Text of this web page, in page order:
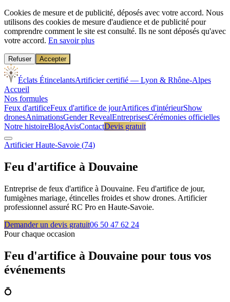
Cookies de mesure et de publicité, déposés avec votre accord. Nous
utilisons des cookies de mesure d'audience et de publicité pour
comprendre comment le site est consulté. Ils ne sont déposés qu'avec
votre accord. En savoir plus
Refuser Accepter
Éclats ÉtincelantsArtificier certifié — Lyon & Rhône-Alpes
Accueil
Nos formules
Feux d'artificeFeux d'artifice de jourArtifices d'intérieurShow
dronesAnimationsGender RevealEntreprisesCérémonies officielles
Notre histoireBlogAvisContactDevis gratuit
ArtificierHaute-Savoie (74)
Feu d'artifice à Douvaine
Entreprise de feux d'artifice à Douvaine. Feu d'artifice de jour,
fumigènes mariage, étincelles froides et show drones. Artificier
professionnel assuré RC Pro en Haute-Savoie.
Demander un devis gratuit06 50 47 62 24
Pour chaque occasion
Feu d'artifice à Douvaine pour tous vos
événements
💍